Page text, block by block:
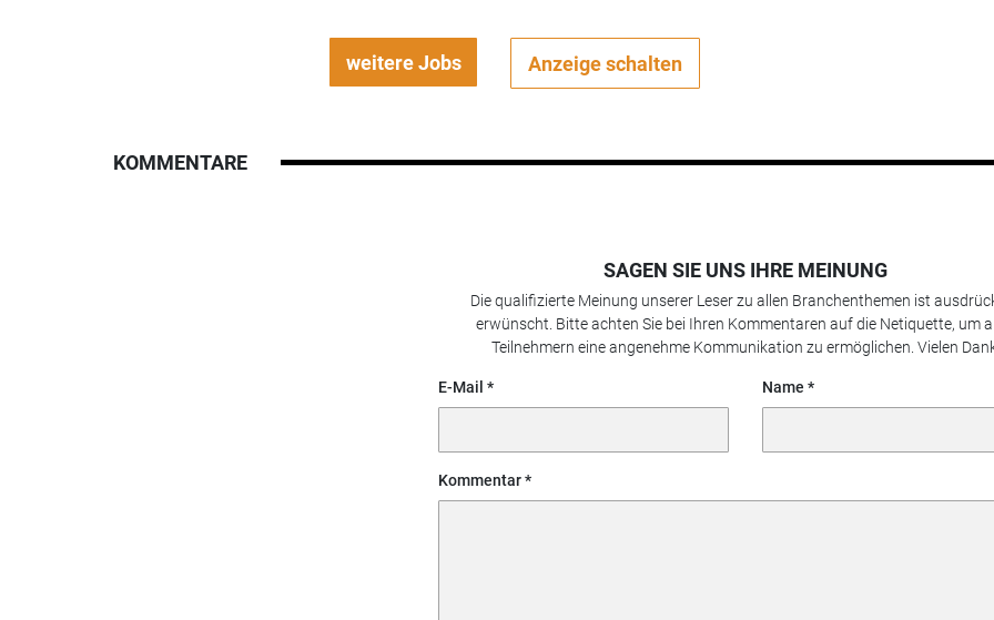
weitere Jobs Anzeige schalten
KOMMENTARE
SAGEN SIE UNS IHRE MEINUNG
Die qualifizierte Meinung unserer Leser zu allen Branchenthemen ist
erwünscht. Bitte achten Sie bei Ihren Kommentaren auf die Netiquette, um
Teilnehmern eine angenehme Kommunikation zu ermöglichen. Vielen
E-Mail Name
Kommentar